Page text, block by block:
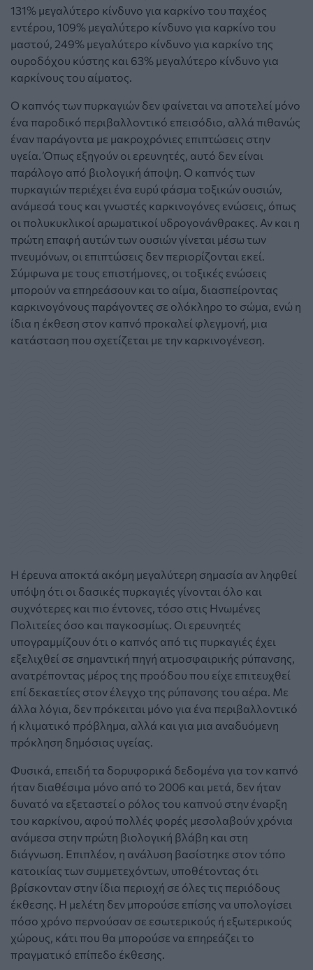
131% μεγαλύτερο κίνδυνο για καρκίνο του παχέος
εντέρου, 109% μεγαλύτερο κίνδυνο για καρκίνο του
μαστού, 249% μεγαλύτερο κίνδυνο για καρκίνο της
ουροδόχου κύστης και 63% μεγαλύτερο κίνδυνο για
καρκίνους του αίματος.
Ο καπνός των πυρκαγιών δεν φαίνεται να αποτελεί μόνο
ένα παροδικό περιβαλλοντικό επεισόδιο, αλλά πιθανώς
έναν παράγοντα με μακροχρόνιες επιπτώσεις στην
υγεία. Όπως εξηγούν οι ερευνητές, αυτό δεν είναι
παράλογο από βιολογική άποψη. Ο καπνός των
πυρκαγιών περιέχει ένα ευρύ φάσμα τοξικών ουσιών,
ανάμεσά τους και γνωστές καρκινογόνες ενώσεις, όπως
οι πολυκυκλικοί αρωματικοί υδρογονάνθρακες. Αν και η
πρώτη επαφή αυτών των ουσιών γίνεται μέσω των
πνευμόνων, οι επιπτώσεις δεν περιορίζονται εκεί.
Σύμφωνα με τους επιστήμονες, οι τοξικές ενώσεις
μπορούν να επηρεάσουν και το αίμα, διασπείροντας
καρκινογόνους παράγοντες σε ολόκληρο το σώμα, ενώ η
ίδια η έκθεση στον καπνό προκαλεί φλεγμονή, μια
κατάσταση που σχετίζεται με την καρκινογένεση.
Η έρευνα αποκτά ακόμη μεγαλύτερη σημασία αν ληφθεί
υπόψη ότι οι δασικές πυρκαγιές γίνονται όλο και
συχνότερες και πιο έντονες, τόσο στις Ηνωμένες
Πολιτείες όσο και παγκοσμίως. Οι ερευνητές
υπογραμμίζουν ότι ο καπνός από τις πυρκαγιές έχει
εξελιχθεί σε σημαντική πηγή ατμοσφαιρικής ρύπανσης,
ανατρέποντας μέρος της προόδου που είχε επιτευχθεί
επί δεκαετίες στον έλεγχο της ρύπανσης του αέρα. Με
άλλα λόγια, δεν πρόκειται μόνο για ένα περιβαλλοντικό
ή κλιματικό πρόβλημα, αλλά και για μια αναδυόμενη
πρόκληση δημόσιας υγείας.
Φυσικά, επειδή τα δορυφορικά δεδομένα για τον καπνό
ήταν διαθέσιμα μόνο από το 2006 και μετά, δεν ήταν
δυνατό να εξεταστεί ο ρόλος του καπνού στην έναρξη
του καρκίνου, αφού πολλές φορές μεσολαβούν χρόνια
ανάμεσα στην πρώτη βιολογική βλάβη και στη
διάγνωση. Επιπλέον, η ανάλυση βασίστηκε στον τόπο
κατοικίας των συμμετεχόντων, υποθέτοντας ότι
βρίσκονταν στην ίδια περιοχή σε όλες τις περιόδους
έκθεσης. Η μελέτη δεν μπορούσε επίσης να υπολογίσει
πόσο χρόνο περνούσαν σε εσωτερικούς ή εξωτερικούς
χώρους, κάτι που θα μπορούσε να επηρεάζει το
πραγματικό επίπεδο έκθεσης.